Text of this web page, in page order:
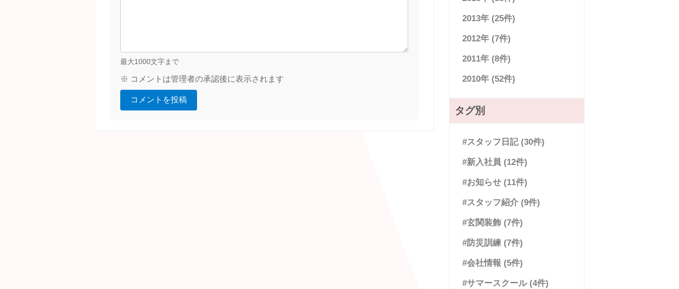
最大1000文字まで
※ コメントは管理者の承認後に表示されます
コメントを投稿
2013年 (25件)
2012年 (7件)
2011年 (8件)
2010年 (52件)
タグ別
#スタッフ日記 (30件)
#新入社員 (12件)
#お知らせ (11件)
#スタッフ紹介 (9件)
#玄関装飾 (7件)
#防災訓練 (7件)
#会社情報 (5件)
#サマースクール (4件)